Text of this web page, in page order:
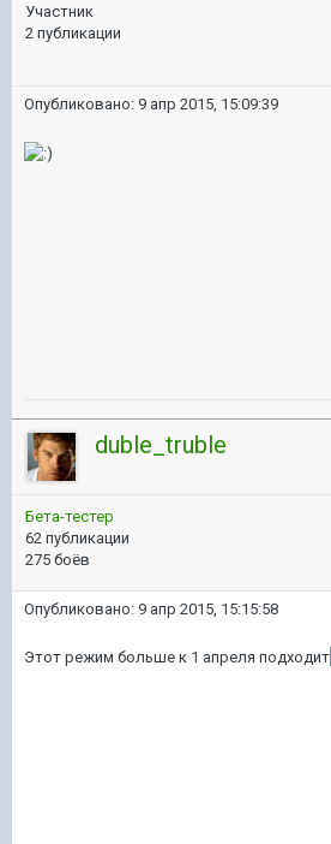
Участник
2 публикации
Опубликовано: 9 апр 2015, 15:09:39
duble_truble
Бета-тестер
62 публикации
275 боёв
Опубликовано: 9 апр 2015, 15:15:58
Этот режим больше к 1 апреля подходит